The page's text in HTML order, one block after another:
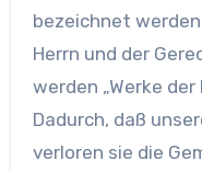
bezeichnet
Herrn und der
werden „Werke
Dadurch, daß
verloren sie die